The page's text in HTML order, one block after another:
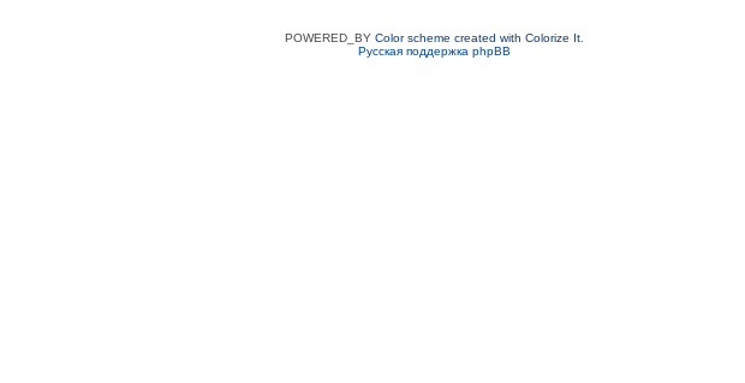
POWERED_BY Color scheme created with Colorize It.
Русская поддержка phpBB